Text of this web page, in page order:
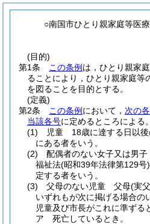
○南国市ひとり親家庭等医
(目的)
第1条
この条例 は，ひとり親家
ることにより，ひとり親家庭等
を図ることを目的とする。
(定義)
第2条
この条例 において， 次の
当該各号に定めるところによる。
(1)
児童 18歳に達する日以後
にある者をいう。
(2)
配偶者のない女子又は男
福祉法(昭和39年法律第129号)
定する者をいう。
(3)
父母のない児童 父母(実
いずれもが次に掲げる場合の
児童及び市長がこれに準ずる
ア
死亡しているとき。